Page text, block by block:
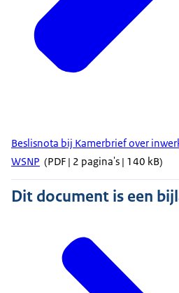
Beslisnota bij Kamerbrief over
WSNP (PDF | 2 pagina's | 140 kB)
Dit document is een